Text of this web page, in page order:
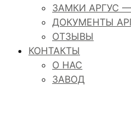
ЗАМКИ АРГУС
ДОКУМЕНТЫ
ОТЗЫВЫ
КОНТАКТЫ
О НАС
ЗАВОД